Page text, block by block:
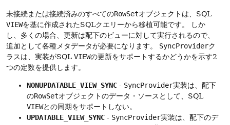
未接続または接続済みのすべてのRowSetオブジェクトは、SQL
VIEWを基に作成されたSQLクエリーから移植可能です。
しか
し、多くの場合、更新は配下のビューに対して実行されるので、
追加として各種メタデータが必要になります。
SyncProviderク
ラスは、実装がSQL VIEWの更新をサポートするかどうかを示す2
つの定数を提供します。
NONUPDATABLE_VIEW_SYNC - SyncProvider実装は、配下
のRowSetオブジェクトのデータ・ソースとして、SQL
VIEWとの同期をサポートしない。
UPDATABLE_VIEW_SYNC - SyncProvider実装は、配下のデ